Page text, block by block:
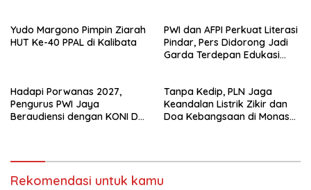
Yudo Margono Pimpin Ziarah
HUT Ke-40 PPAL di Kalibata
PWI dan AFPI Perkuat Literasi
Pindar, Pers Didorong Jadi
Garda Terdepan Edukasi
Hadapi Porwanas 2027,
Pengurus PWI Jaya
Beraudiensi dengan KONI DKI
Tanpa Kedip, PLN Jaga
Keandalan Listrik Zikir dan
Doa Kebangsaan di Monas
Rekomendasi untuk kamu